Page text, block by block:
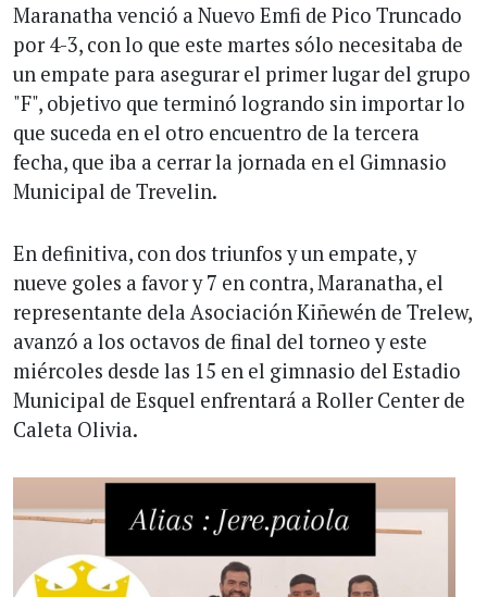
Maranatha venció a Nuevo Emfi de Pico Truncado
por 4-3, con lo que este martes sólo necesitaba de
un empate para asegurar el primer lugar del grupo
"F", objetivo que terminó logrando sin importar lo
que suceda en el otro encuentro de la tercera
fecha, que iba a cerrar la jornada en el Gimnasio
Municipal de Trevelin.
En definitiva, con dos triunfos y un empate, y
nueve goles a favor y 7 en contra, Maranatha, el
representante dela Asociación Kiñewén de Trelew,
avanzó a los octavos de final del torneo y este
miércoles desde las 15 en el gimnasio del Estadio
Municipal de Esquel enfrentará a Roller Center de
Caleta Olivia.